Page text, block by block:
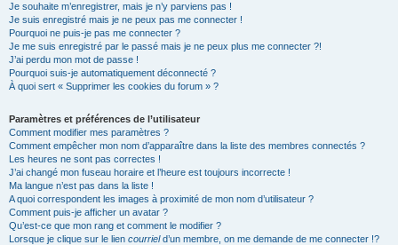
Je souhaite m’enregistrer, mais je n’y parviens pas !
Je suis enregistré mais je ne peux pas me connecter !
Pourquoi ne puis-je pas me connecter ?
Je me suis enregistré par le passé mais je ne peux plus me connecter ?!
J’ai perdu mon mot de passe !
Pourquoi suis-je automatiquement déconnecté ?
À quoi sert « Supprimer les cookies du forum » ?
Paramètres et préférences de l’utilisateur
Comment modifier mes paramètres ?
Comment empêcher mon nom d’apparaître dans la liste des membres connectés ?
Les heures ne sont pas correctes !
J’ai changé mon fuseau horaire et l’heure est toujours incorrecte !
Ma langue n’est pas dans la liste !
A quoi correspondent les images à proximité de mon nom d’utilisateur ?
Comment puis-je afficher un avatar ?
Qu’est-ce que mon rang et comment le modifier ?
Lorsque je clique sur le lien courrield’un membre, on me demande de me connecter !?